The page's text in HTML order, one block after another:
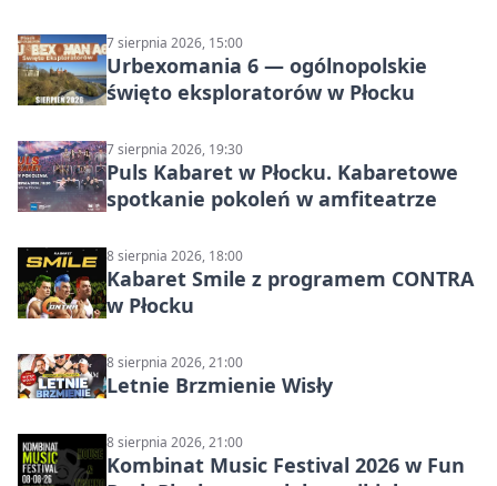
7 sierpnia 2026, 15:00
Urbexomania 6 — ogólnopolskie
święto eksploratorów w Płocku
7 sierpnia 2026, 19:30
Puls Kabaret w Płocku. Kabaretowe
spotkanie pokoleń w amfiteatrze
8 sierpnia 2026, 18:00
Kabaret Smile z programem CONTRA
w Płocku
8 sierpnia 2026, 21:00
Letnie Brzmienie Wisły
8 sierpnia 2026, 21:00
Kombinat Music Festival 2026 w Fun